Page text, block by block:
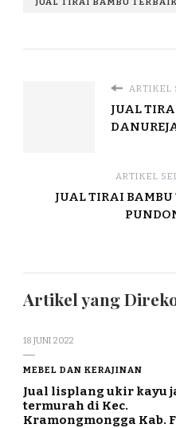
ARTIKEL
JUAL
ARTIKEL
JUAL TIRAI BAMBU
Artikel yang
18 JUNI 2022
MEBEL DAN KERAJINAN
Jual lisplang ukir kayu
termurah di Kec.
Kramongmongga Kab.